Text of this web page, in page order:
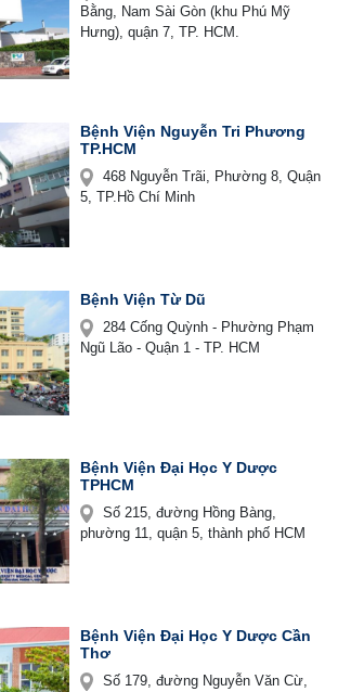
Bằng, Nam Sài Gòn (khu Phú Mỹ
Hưng), quận 7, TP. HCM.
Bệnh Viện Nguyễn Tri Phương
TP.HCM
468 Nguyễn Trãi, Phường 8, Quận
5, TP.Hồ Chí Minh
Bệnh Viện Từ Dũ
284 Cống Quỳnh - Phường Phạm
Ngũ Lão - Quận 1 - TP. HCM
Bệnh Viện Đại Học Y Dược
TPHCM
Số 215, đường Hồng Bàng,
phường 11, quận 5, thành phố HCM
Bệnh Viện Đại Học Y Dược Cần
Thơ
Số 179, đường Nguyễn Văn Cừ,